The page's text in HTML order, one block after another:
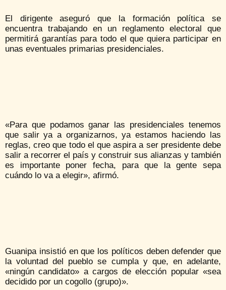
El dirigente aseguró que la formación política se
encuentra trabajando en un reglamento electoral que
permitirá garantías para todo el que quiera participar en
unas eventuales primarias presidenciales.
«Para que podamos ganar las presidenciales tenemos
que salir ya a organizarnos, ya estamos haciendo las
reglas, creo que todo el que aspira a ser presidente debe
salir a recorrer el país y construir sus alianzas y también
es importante poner fecha, para que la gente sepa
cuándo lo va a elegir», afirmó.
Guanipa insistió en que los políticos deben defender que
la voluntad del pueblo se cumpla y que, en adelante,
«ningún candidato» a cargos de elección popular «sea
decidido por un cogollo (grupo)».